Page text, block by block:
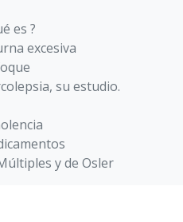
es ?
excesiva
su estudio.
y de Osler